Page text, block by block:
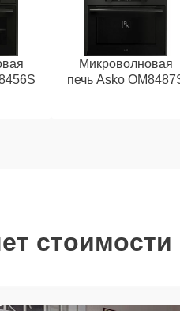
Микроволновая
печь Asko